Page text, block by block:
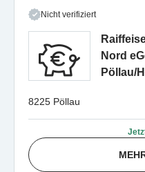
Nicht verifiziert
Nord
Pöllau/
8225 Pöllau